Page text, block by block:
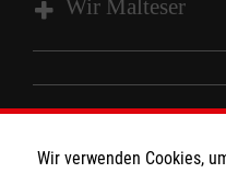
Wir Malteser
Spenden & Helfen
Angebote &
Kursangebote
Wir verwenden Cookies,